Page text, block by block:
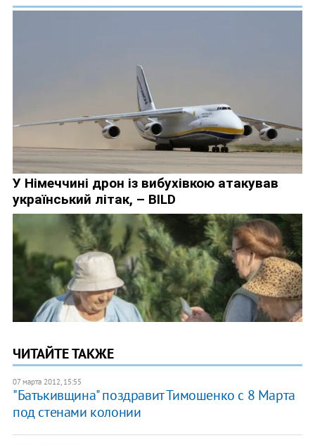
ЧИТАЙТЕ ТАКЖЕ
07 марта 2012, 15:55
"Батькивщина" поздравит Тимошенко с 8 Марта
под стенами колонии